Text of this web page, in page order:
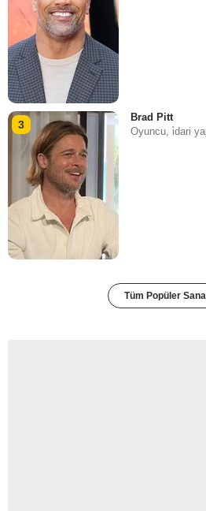
3
Brad Pitt
Oyuncu, i̇dari
Tüm Popüler